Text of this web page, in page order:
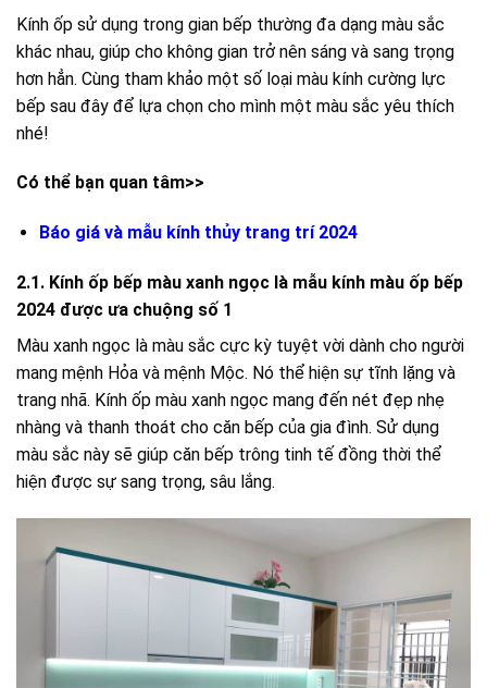
Kính ốp sử dụng trong gian bếp thường đa dạng màu sắc
khác nhau, giúp cho không gian trở nên sáng và sang trọng
hơn hẳn. Cùng tham khảo một số loại màu kính cường lực
bếp sau đây để lựa chọn cho mình một màu sắc yêu thích
nhé!
Có thể bạn quan tâm>>
Báo giá và mẫu kính thủy trang trí 2024
2.1. Kính ốp bếp màu xanh ngọc là mẫu kính màu ốp bếp
2024 được ưa chuộng số 1
Màu xanh ngọc là màu sắc cực kỳ tuyệt vời dành cho người
mang mệnh Hỏa và mệnh Mộc. Nó thể hiện sự tĩnh lặng và
trang nhã. Kính ốp màu xanh ngọc mang đến nét đẹp nhẹ
nhàng và thanh thoát cho căn bếp của gia đình. Sử dụng
màu sắc này sẽ giúp căn bếp trông tinh tế đồng thời thể
hiện được sự sang trọng, sâu lắng.